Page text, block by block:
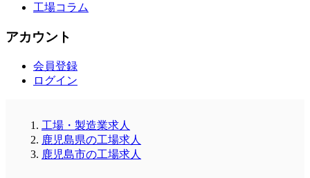
工場コラム
アカウント
会員登録
ログイン
工場・製造業求人
鹿児島県の工場求人
鹿児島市の工場求人